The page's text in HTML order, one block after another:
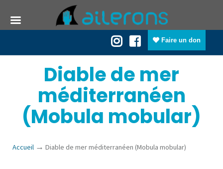
Faire un don
Diable de mer
méditerranéen
(Mobula mobular)
Accueil → Diable de mer méditerranéen (Mobula mobular)